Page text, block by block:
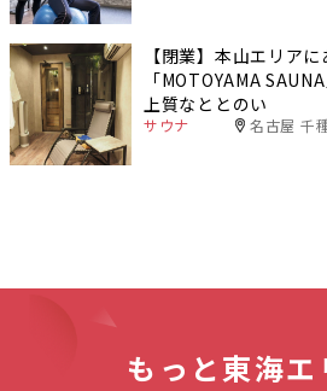
【閉業】本山エリア
「MOTOYAMA
上質なととのい
サウナ 名古屋 千
もっと東海エ